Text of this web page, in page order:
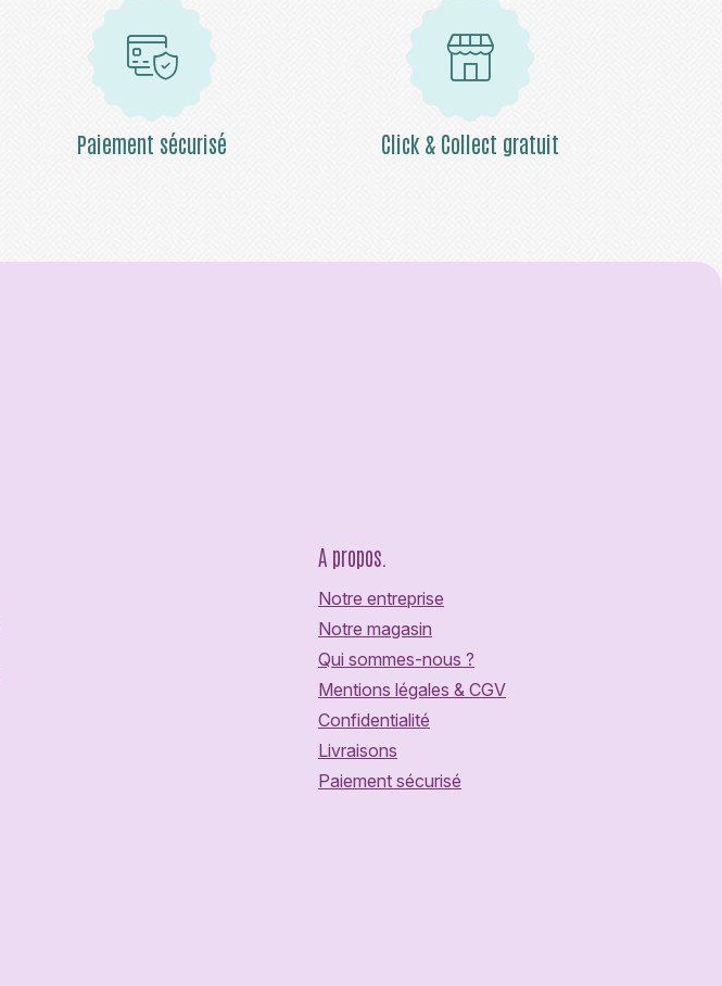
Paiement sécurisé Click & Collect gratuit
A propos.
Notre entreprise
Notre magasin
Qui sommes-nous ?
Mentions légales & CGV
Confidentialité
Livraisons
Paiement sécurisé